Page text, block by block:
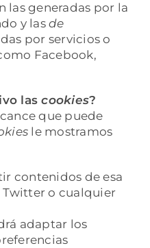
las generadas por la
y lasde
por servicios o
Facebook,
lascookies?
que puede
le mostramos
contenidos de esa
Twitter o cualquier
adaptar los